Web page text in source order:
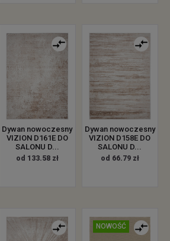
Dywan nowoczesny
VIZION D161E DO
SALONU D...
od 133.58 zł
Dywan nowoczesny
VIZION D158E DO
SALONU D...
od 66.79 zł
NOWOŚĆ